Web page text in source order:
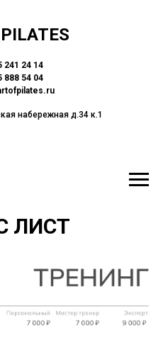
241 24 14
888 54 04
набережная д.34 к.1
ЛИСТ